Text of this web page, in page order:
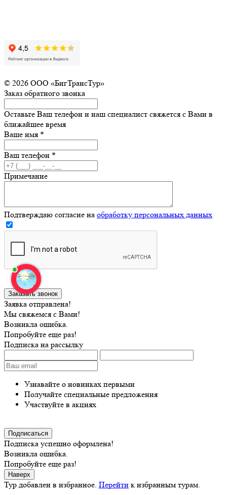
© 2026 ООО «БигТрансТур»
Заказ обратного звонка
Оставьте Ваш телефон и наш специалист свяжется с Вами в
ближайшее время
Ваше имя *
Ваш телефон *
Примечание
Подтверждаю согласие на обработку персональных данных
Заявка отправлена!
Мы свяжемся с Вами!
Возникла ошибка.
Попробуйте еще раз!
Подписка на рассылку
Узнавайте о новинках первыми
Получайте специальные предложения
Участвуйте в акциях
Подписка успешно оформлена!
Возникла ошибка.
Попробуйте еще раз!
Наверх
Тур добавлен в избранное. Перейти к избранным турам.